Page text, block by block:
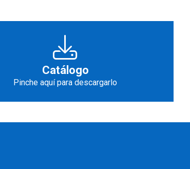
Catálogo
Pinche aquí para descargarlo